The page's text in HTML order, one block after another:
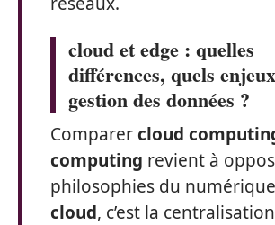
cloud et edge : quelles
différences, quels
gestion des données ?
Comparercloud
computing revient à
philosophies du
cloud, c’est la